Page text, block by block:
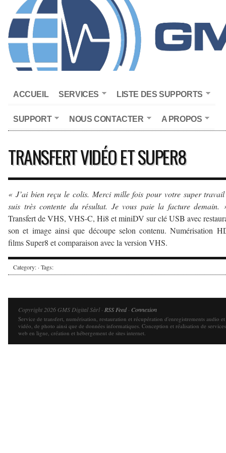
ACCUEIL SERVICES LISTE DES SUPPORTS
SUPPORT NOUS CONTACTER A PROPOS
TRANSFERT VIDÉO ET SUPER8
« J’ai bien reçu le colis. Merci mille fois pour votre super
suis très contente du résultat. Je vous paie la facture
Transfert de VHS, VHS-C, Hi8 et miniDV sur clé USB avec
son et image ainsi que découpe selon contenu. Numérisation
films Super8 et comparaison avec la version VHS.
Category: · Tags:
Copyright 2026 GMS Digital Sàrl · RSS Feed· Connexion
Service de transfert, numérisation, restauration et récupération d'enregistrements audio et
vidéo, de photo ainsi que de données informatiques. Conception et réalisation de services
web en ligne, création et hébergement de sites internet.